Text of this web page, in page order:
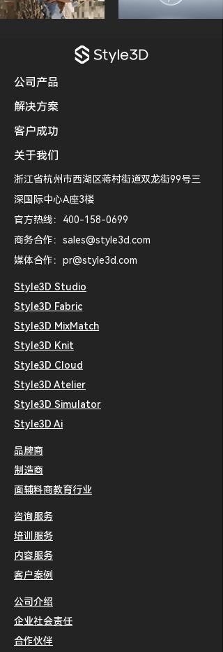
公司产品
解决方案
客户成功
关于我们
浙江省杭州市西湖区蒋村街道双龙街99号三
深国际中心A座3楼
官方热线：400-158-0699
​商务合作： sales@style3d.com
​媒体合作： pr@style3d.com
Style3D Studio
Style3D Fabric
​​Style3D MixMatch
​​Style3D Knit
Style3D Cloud
Style3D Atelier
Style3D Simulator
​Style3D Ai
品牌商
制造商
面辅料商教育行业
咨询服务
培训服务
内容服务
客户案例
公司介绍
企业社会责任
合作伙伴